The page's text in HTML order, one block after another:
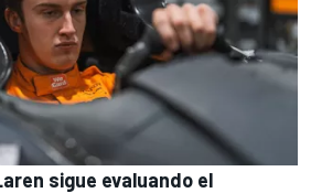
sigue evaluando el